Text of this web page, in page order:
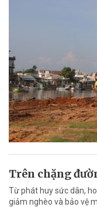
Trên chặng
Từ phát huy sức dân,
giảm nghèo và bảo vệ